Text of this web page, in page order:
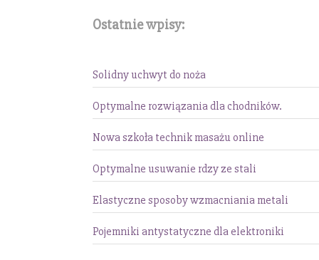
Ostatnie wpisy:
Solidny uchwyt do noża
Optymalne rozwiązania dla chodników.
Nowa szkoła technik masażu online
Optymalne usuwanie rdzy ze stali
Elastyczne sposoby wzmacniania metali
Pojemniki antystatyczne dla elektroniki